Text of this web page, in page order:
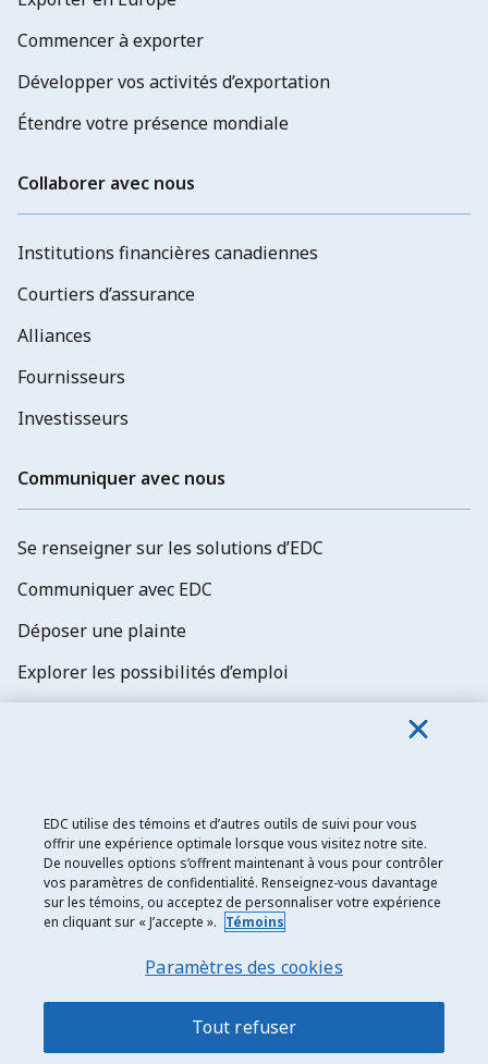
Commencer à exporter
Développer vos activités d’exportation
Étendre votre présence mondiale
Collaborer avec nous
Institutions financières canadiennes
Courtiers d’assurance
Alliances
Fournisseurs
Investisseurs
Communiquer avec nous
Se renseigner sur les solutions d’EDC
Communiquer avec EDC
Déposer une plainte
Explorer les possibilités d’emploi
Exportation et développement Canada
Énoncé de confidentialité
Plan du site
EDC utilise des témoins et d’autres outils de suivi pour vous
offrir une expérience optimale lorsque vous visitez notre site.
De nouvelles options s’offrent maintenant à vous pour contrôler
vos paramètres de confidentialité. Renseignez-vous davantage
sur les témoins, ou acceptez de personnaliser votre expérience
en cliquant sur « J’accepte ». Témoins
Paramètres des cookies
Tout refuser